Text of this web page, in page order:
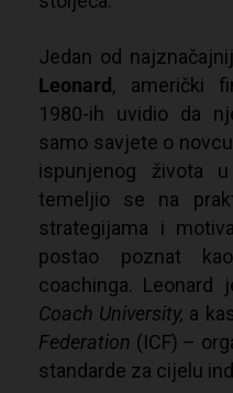
Jedan od
Leonard, američki
1980-ih uvidio da
samo savjete o
ispunjenog života
temeljio se na
strategijama i
postao poznat
coachinga. Leonard
Coach University, a
Federation (ICF) –
standarde za cijelu